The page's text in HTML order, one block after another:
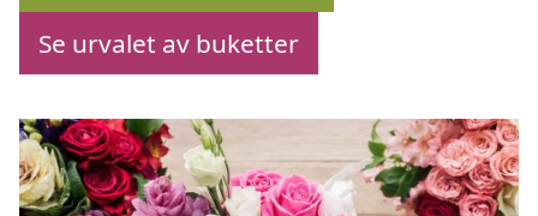
Se urvalet av buketter